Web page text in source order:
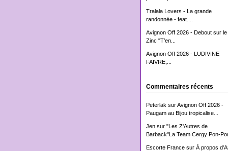
Tralala Lovers - La grande
randonnée - feat....
Avignon Off 2026 - Debout sur le
Zinc "T’en...
Avignon Off 2026 - LUDIVINE
FAIVRE,...
Commentaires récents
Peterlak surAvignon Off 2026 -
Paugam au Bijou tropicalise...
Jensur "Les Z'Autres de
Barback"La Team Cergy Pon-
Escorte Francesur À propos